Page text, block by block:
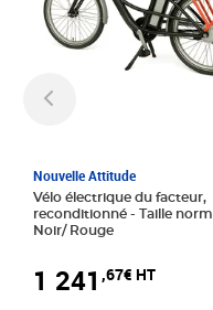
Nouvelle Attitude
Vélo électrique du facteur,
reconditionné - Taille normale -
Noir/ Rouge
1 241 ,67€ HT